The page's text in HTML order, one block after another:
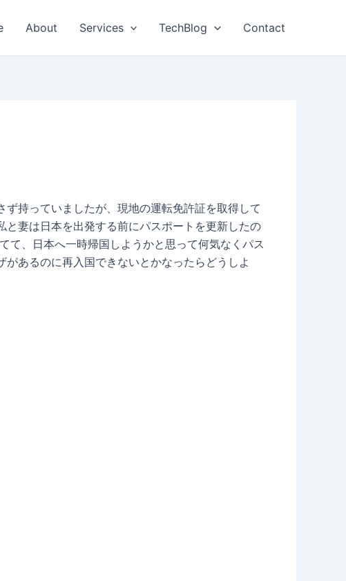
About Services TechBlog Contact
持っていましたが、現地の運転免許証を取得して
妻は日本を出発する前にパスポートを更新したの
て、日本へ一時帰国しようかと思って何気なくパス
あるのに再入国できないとかなったらどうしよ